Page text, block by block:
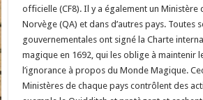
officielle (CF8). Il y a également un Ministère
Norvège (QA) et dans d’autres pays. Toutes
gouvernementales ont signé la Charte
magique en 1692, qui les oblige à maintenir
l’ignorance à propos du Monde Magique.
Ministères de chaque pays contrôlent des